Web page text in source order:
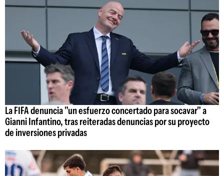
La FIFA denuncia "un esfuerzo concertado para socavar" a
Gianni Infantino, tras reiteradas denuncias por su proyecto
de inversiones privadas